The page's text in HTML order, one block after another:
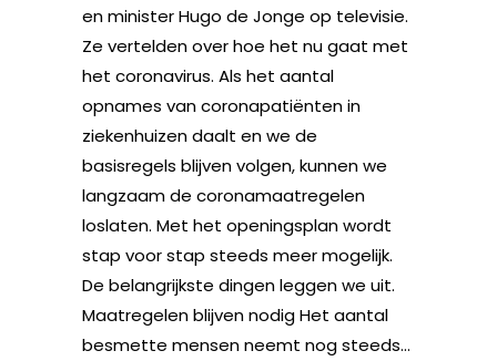
en minister Hugo de Jonge op televisie.
Ze vertelden over hoe het nu gaat met
het coronavirus. Als het aantal
opnames van coronapatiënten in
ziekenhuizen daalt en we de
basisregels blijven volgen, kunnen we
langzaam de coronamaatregelen
loslaten. Met het openingsplan wordt
stap voor stap steeds meer mogelijk.
De belangrijkste dingen leggen we uit.
Maatregelen blijven nodig Het aantal
besmette mensen neemt nog steeds...